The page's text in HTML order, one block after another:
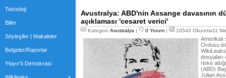
Teknoloji
Bilim
Söyleşiler | Makaleler
Belgeler/Raporlar
'Hayır'lı Demokrasi
Avustralya: ABD'nin Assange davasının
açıklaması 'cesaret verici'
Kategori: Avustralya | 0 Yorum | 10542 Okunma11
Amerikalı
Ordusu
dosyaları
riske
(ABD)
Julian